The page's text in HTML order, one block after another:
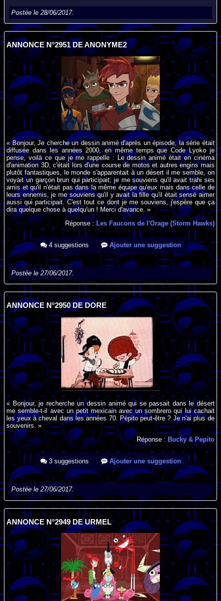
Postée le 28/06/2017.
ANNONCE N°2951 DE ANONYME2
« Bonjour, Je cherche un dessin animé d'après un épisode, la série était
diffusée dans les années 2000, en même temps que Code Lyoko je
pense, voilà ce que je me rappelle : Le dessin animé était en cinéma
d'animation 3D, c'était lors d'une course de motos et autres engins mais
plutôt fantastiques, le monde s'apparentait à un désert il me semble, on
voyait un garçon brun qui participait, je me souviens qu'il avait trahi ses
amis et qu'il n'était pas dans la même équipe qu'eux mais dans celle de
leurs ennemis, je me souviens qu'il y avait la fille qu'il était sensé aimer
aussi qui participait. C'est tout ce dont je me souviens, j'espère que ça
dira quelque chose à quelqu'un ! Merci d'avance. »
Réponse :Les Faucons de l'Orage (Storm Hawks)
4 suggestions Ajouter une suggestion
Postée le 27/06/2017.
ANNONCE N°2950 DE DORE
« Bonjour, je recherche un dessin animé qui se passait dans le désert
me semble-t-il avec un petit mexicain avec un sombrero qui lui cachait
les yeux à cheval dans les années 70. Pépito peut-être ? Je n'ai plus de
souvenirs. »
Réponse : Bucky & Pepito
3 suggestions Ajouter une suggestion
Postée le 27/06/2017.
ANNONCE N°2949 DE URMEL